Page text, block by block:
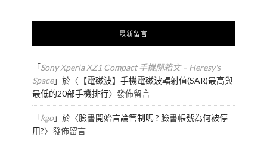
最新留言
「Sony Xperia XZ1 Compact 手機開箱文 – Heresy's
Space」於〈 【電磁波】手機電磁波輻射值(SAR)最高與
最低的20部手機排行〉發佈留言
「kgo」於〈臉書開始言論管制嗎 ? 臉書帳號為何被停
用?〉發佈留言